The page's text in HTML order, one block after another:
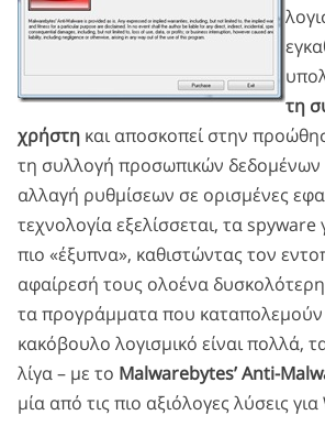
τη
χρήστη και αποσκοπεί στην
τη συλλογή προσωπικών δεδομένων
αλλαγή ρυθμίσεων σε ορισμένες
τεχνολογία εξελίσσεται, τα spyware
πιο «έξυπνα», καθιστώντας τον
αφαίρεσή τους ολοένα
τα προγράμματα που καταπολεμούν
κακόβουλο λογισμικό είναι πολλά,
λίγα – με το Malwarebytes’ Anti-
μία από τις πιο αξιόλογες λύσεις